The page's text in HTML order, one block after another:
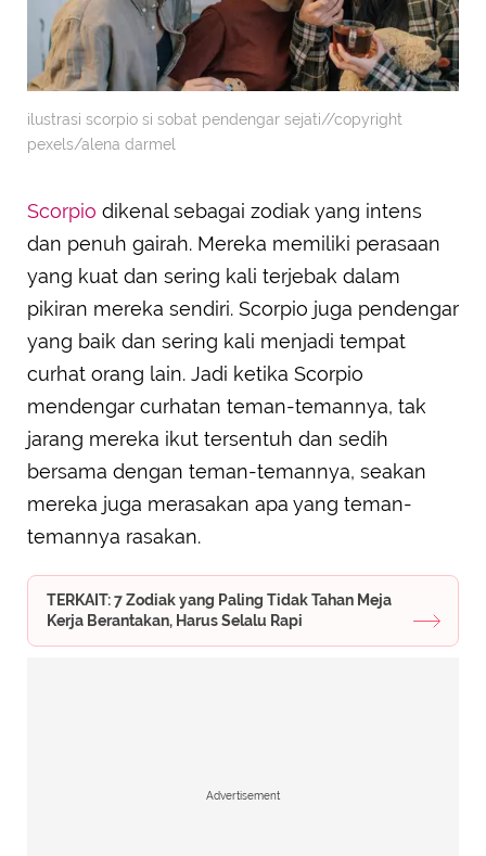
ilustrasi scorpio si sobat pendengar sejati//copyright
pexels/alena darmel
Scorpio dikenal sebagai zodiak yang intens
dan penuh gairah. Mereka memiliki perasaan
yang kuat dan sering kali terjebak dalam
pikiran mereka sendiri. Scorpio juga pendengar
yang baik dan sering kali menjadi tempat
curhat orang lain. Jadi ketika Scorpio
mendengar curhatan teman-temannya, tak
jarang mereka ikut tersentuh dan sedih
bersama dengan teman-temannya, seakan
mereka juga merasakan apa yang teman-
temannya rasakan.
TERKAIT: 7 Zodiak yang Paling Tidak Tahan Meja
Kerja Berantakan, Harus Selalu Rapi
Advertisement